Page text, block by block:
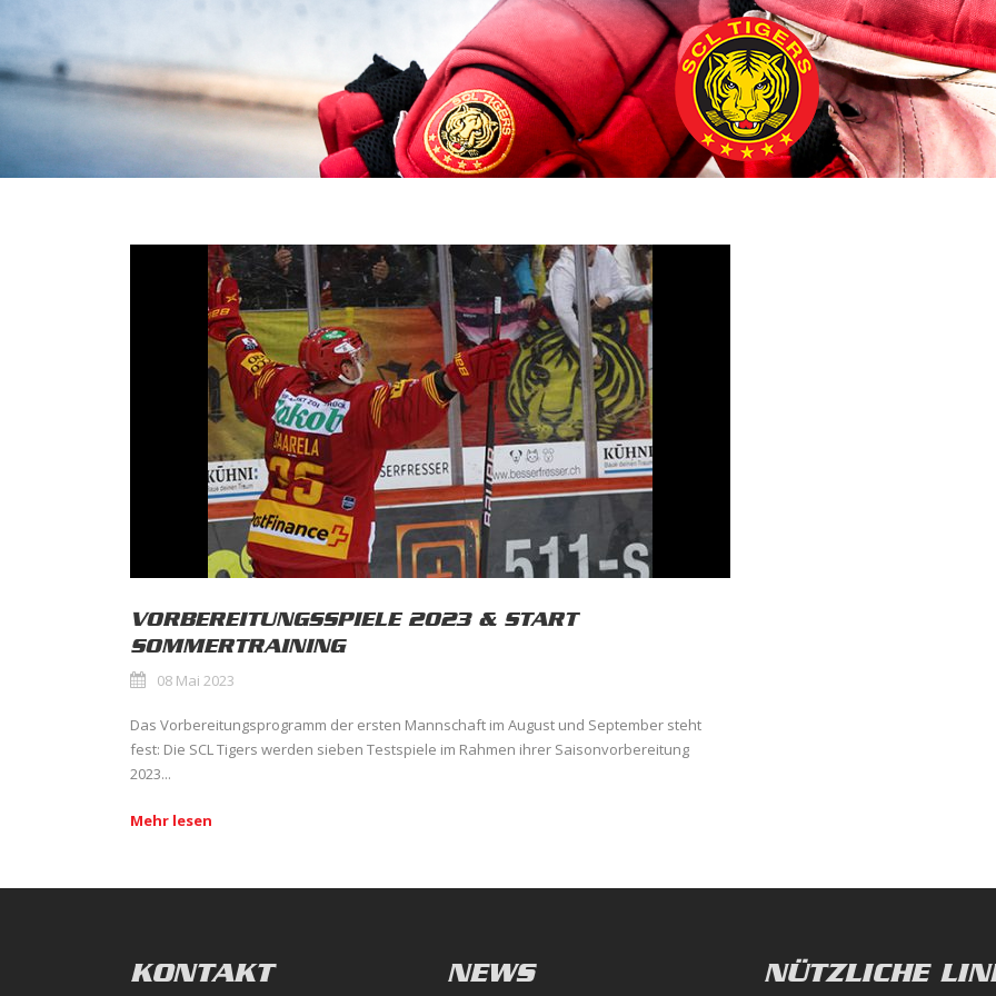
VORBEREITUNGSSPIELE 2023 & START
SOMMERTRAINING
08 Mai 2023
Das Vorbereitungsprogramm der ersten Mannschaft im August und September steht
fest: Die SCL Tigers werden sieben Testspiele im Rahmen ihrer Saisonvorbereitung
2023...
Mehr lesen
KONTAKT NEWS NÜTZLICHE